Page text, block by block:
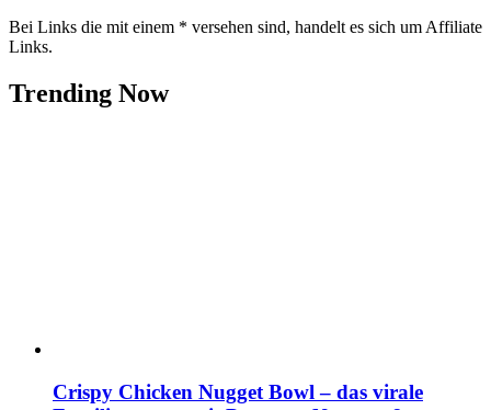
Bei Links die mit einem * versehen sind, handelt es sich um Affiliate
Links.
Trending Now
Crispy Chicken Nugget Bowl – das virale